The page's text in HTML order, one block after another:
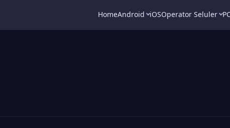
HomeAndroid iOSOperator Seluler